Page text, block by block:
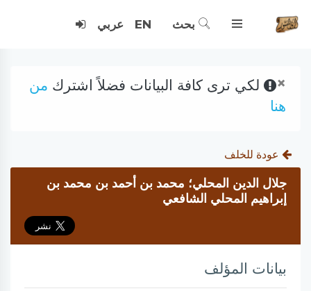
بحث EN عربي
× لكي ترى كافة البيانات فضلاً اشترك من
هنا
عودة للخلف
جلال الدين المحلي؛ محمد بن أحمد بن محمد بن
إبراهيم المحلي الشافعي
بيانات المؤلف